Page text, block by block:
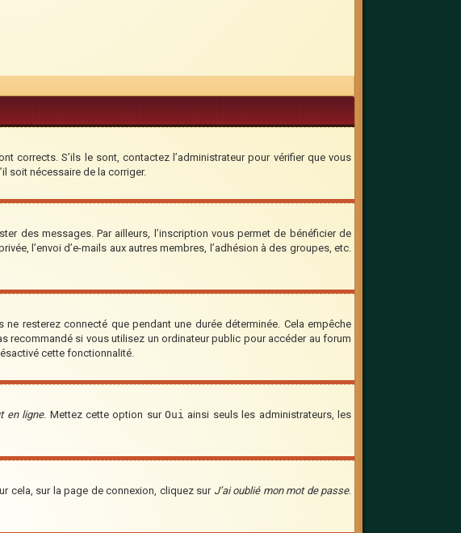
corrects. S’ils le sont, contactez l’administrateur pour vérifier que vous
soit nécessaire de la corriger.
des messages. Par ailleurs, l’inscription vous permet de bénéficier de
l’envoi d’e-mails aux autres membres, l’adhésion à des groupes, etc.
resterez connecté que pendant une durée déterminée. Cela empêche
recommandé si vous utilisez un ordinateur public pour accéder au forum
cette fonctionnalité.
en ligne. Mettez cette option surOui ainsi seuls les administrateurs, les
cela, sur la page de connexion, cliquez sur J’ai oublié mon mot de passe.